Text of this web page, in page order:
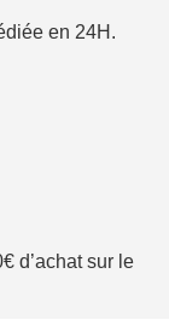
en 24H.
d’achat sur le